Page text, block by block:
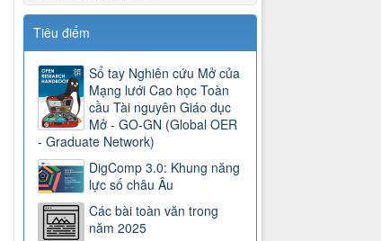
Tiêu điểm
Sổ tay Nghiên cứu Mở của
Mạng lưới Cao học Toàn
cầu Tài nguyên Giáo dục
Mở - GO-GN (Global OER
- Graduate Network)
DigComp 3.0: Khung năng
lực số châu Âu
Các bài toàn văn trong
năm 2025